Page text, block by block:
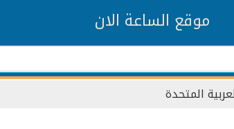
موقع الساعة الان
المتحدة